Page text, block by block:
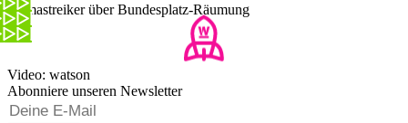
Klimastreiker über Bundesplatz-Räumung
Video: watson
Abonniere unseren Newsletter